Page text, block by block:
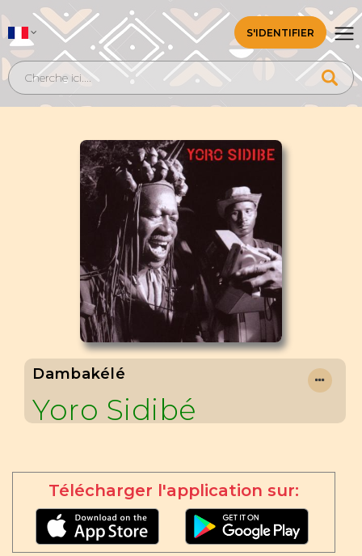
S'IDENTIFIER
Dambakélé
Yoro Sidibé
Télécharger l'application sur: